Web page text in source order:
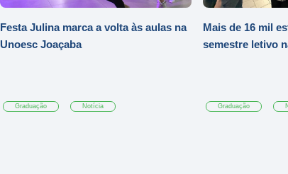
Festa Julina marca a volta às aulas na
Unoesc Joaçaba
Graduação Notícia
Mais de 16 mil
semestre letivo
Graduação